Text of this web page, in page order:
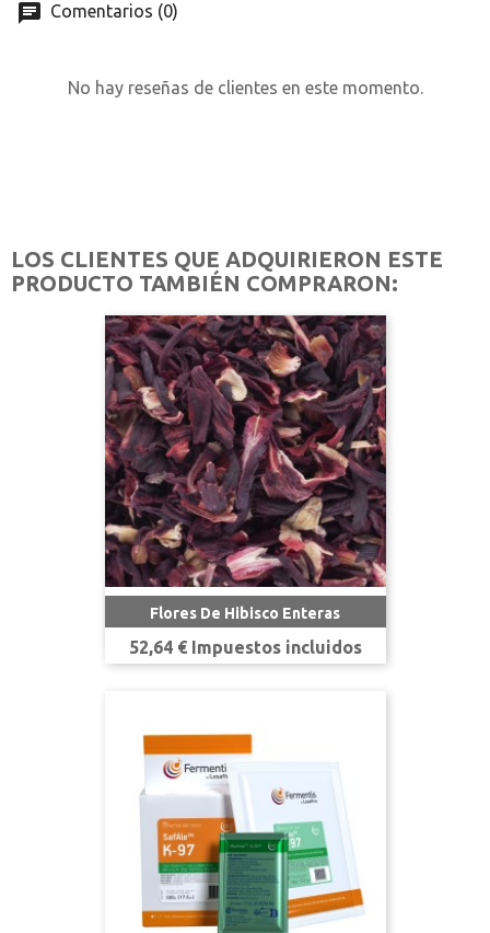
Comentarios (0)
No hay reseñas de clientes en este momento.
LOS CLIENTES QUE ADQUIRIERON ESTE
PRODUCTO TAMBIÉN COMPRARON:
Flores De Hibisco Enteras
Precio
52,64 € Impuestos incluidos